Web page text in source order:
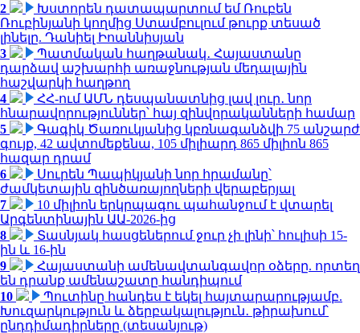
2
Խստորեն դատապարտում եմ Ռուբեն
Ռուբինյանի կողմից Ստամբուլում թուրք տեսած
լինելը. Դանիել Իոաննիսյան
3
Պատմական հաղթանակ․ Հայաստանը
դարձավ աշխարհի առաջնության մեդալային
հաշվարկի հաղթող
4
ՀՀ-ում ԱՄՆ դեսպանատնից լավ լուր․ նոր
հնարավորություններ՝ հայ զինվորականների համար
5
Գագիկ Ծառուկյանից կբռնագանձվի 75 անշարժ
գույք, 42 ավտոմեքենա, 105 միլիարդ 865 միլիոն 865
հազար դրամ
6
Սուրեն Պապիկյանի նոր հրամանը՝
ժամկետային զինծառայողների վերաբերյալ
7
10 միլիոն երկրպագու պահանջում է վտարել
Արգենտինային ԱԱ-2026-ից
8
Տասնյակ հասցեներում ջուր չի լինի՝ հուլիսի 15-
ին և 16-ին
9
Հայաստանի ամենավտանգավոր օձերը. որտեղ
են դրանք ամենաշատը հանդիպում
10
Պուտինը հանդես է եկել հայտարարությամբ.
Խուզարկություն և ձերբակալություն․ թիրախում՝
ընդդիմադիրները (տեսանյութ)